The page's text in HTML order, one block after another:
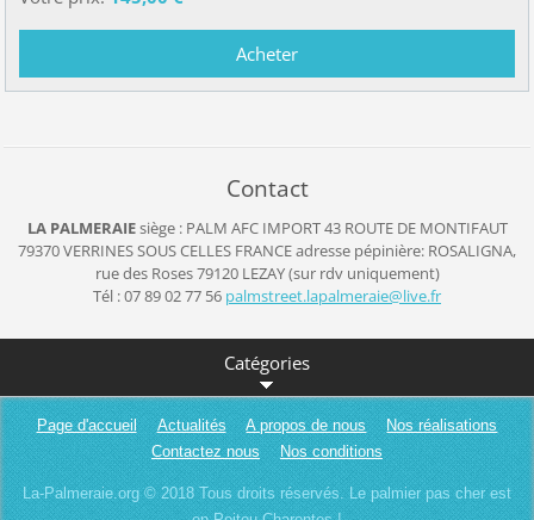
Contact
LA PALMERAIEsiège : PALM AFC IMPORT43 ROUTE DE MONTIFAUT
79370 VERRINES SOUS CELLES FRANCEadresse pépinière: ROSALIGNA,
rue des Roses 79120 LEZAY (sur rdv uniquement)
Tél : 07 89 02 77 56 palmstreet.lapalmeraie@live.fr
Catégories
Page d'accueil Actualités A propos de nous
Nos réalisations
Contactez nous
Nos conditions
La-Palmeraie.org © 2018 Tous droits réservés. Le palmier pas cher est